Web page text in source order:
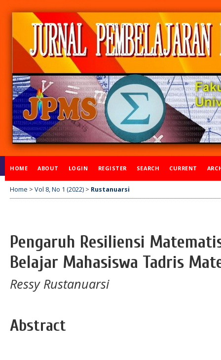
HOME ABOUT LOGIN REGISTER SEARCH CURRENT
Home > Vol 8, No 1 (2022) > Rustanuarsi
Pengaruh Resiliensi
Belajar Mahasiswa Tadris
Ressy Rustanuarsi
Abstract